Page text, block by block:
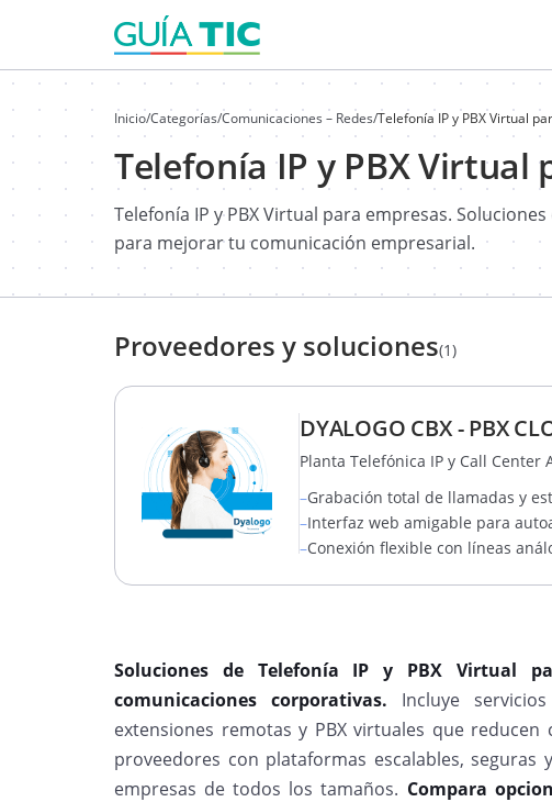
Inicio/Categorías/Comunicaciones – Redes/Telefonía IP y PBX Virtual
Telefonía IP y PBX Virtual
Telefonía IP y PBX Virtual para empresas.
para mejorar tu comunicación empresarial.
Proveedores y soluciones(1)
DYALOGO CBX - PBX
Planta Telefónica IP y Call
–Grabación total de llamadas y
–Interfaz web amigable para
–Conexión flexible con líneas
Soluciones de Telefonía IP y PBX Virtual
comunicaciones corporativas. Incluye
extensiones remotas y PBX virtuales que
proveedores con plataformas escalables,
empresas de todos los tamaños. Compara